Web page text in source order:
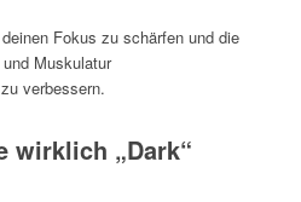
Fokus zu schärfen und die
Muskulatur
verbessern.
wirklich „Dark“